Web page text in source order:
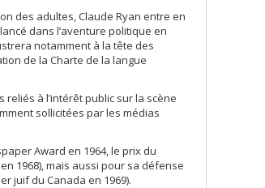
des adultes, Claude Ryan entre en
dans l’aventure politique en
notamment à la tête des
de la Charte de la langue
à l’intérêt public sur la scène
sollicitées par les médias
Award en 1964, le prix du
1968), mais aussi pour sa défense
juif du Canada en 1969).